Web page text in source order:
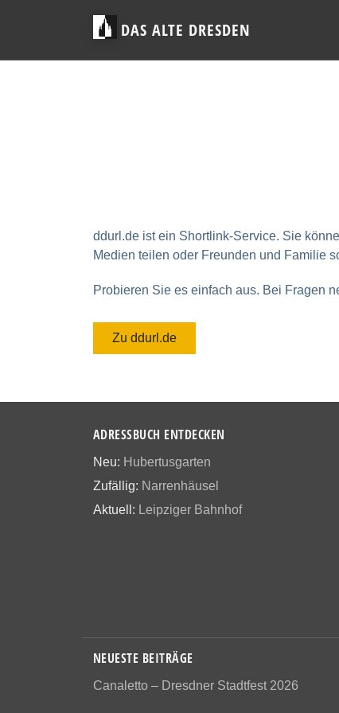
DAS ALTE DRESDEN
ddurl.de ist ein Shortlink-Service. Sie
Medien teilen oder Freunden und Familie
Probieren Sie es einfach aus. Bei Fragen
Zu ddurl.de
ADRESSBUCH ENTDECKEN
Neu: Hubertusgarten
Zufällig: Narrenhäusel
Aktuell: Leipziger Bahnhof
NEUESTE BEITRÄGE
Canaletto – Dresdner Stadtfest 2026